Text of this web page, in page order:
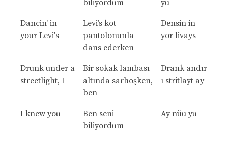
biliyordum
yu
Dancin' in
your Levi's
Levi’s kot
pantolonunla
dans ederken
Densin in
yor livays
Drunk under a
streetlight, I
Bir sokak lambası
altında sarhoşken,
ben
Drank andır
ı stritlayt ay
I knew you
Ben seni
biliyordum
Ay nüu yu